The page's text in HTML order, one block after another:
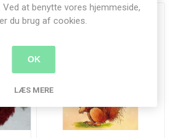
Ved at benytte vores hjemmeside,
du brug af cookies.
OK
LÆS MERE